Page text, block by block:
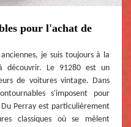
pour l'achat de
je suis toujours à la
découvrir. Le 91280 est un
de voitures vintage. Dans
s'imposent pour
Perray est particulièrement
classiques où se mêlent